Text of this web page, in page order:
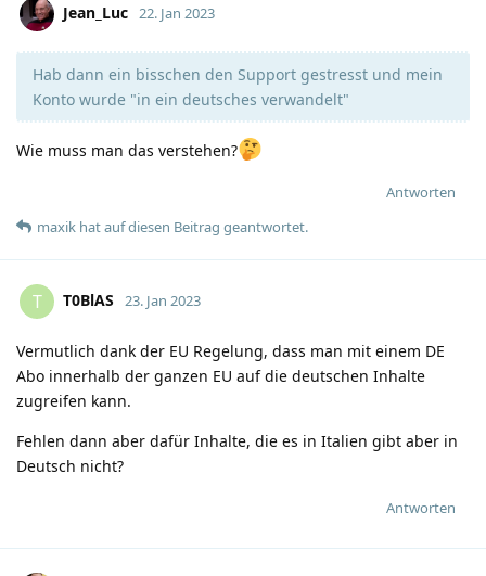
Jean_Luc 22. Jan 2023
Hab dann ein bisschen den Support gestresst und mein
Konto wurde "in ein deutsches verwandelt"
Wie muss man das verstehen?
Antworten
maxik hatauf diesen Beitrag geantwortet.
T T0BlAS 23. Jan 2023
Vermutlich dank der EU Regelung, dass man mit einem DE
Abo innerhalb der ganzen EU auf die deutschen Inhalte
zugreifen kann.
Fehlen dann aber dafür Inhalte, die es in Italien gibt aber in
Deutsch nicht?
Antworten